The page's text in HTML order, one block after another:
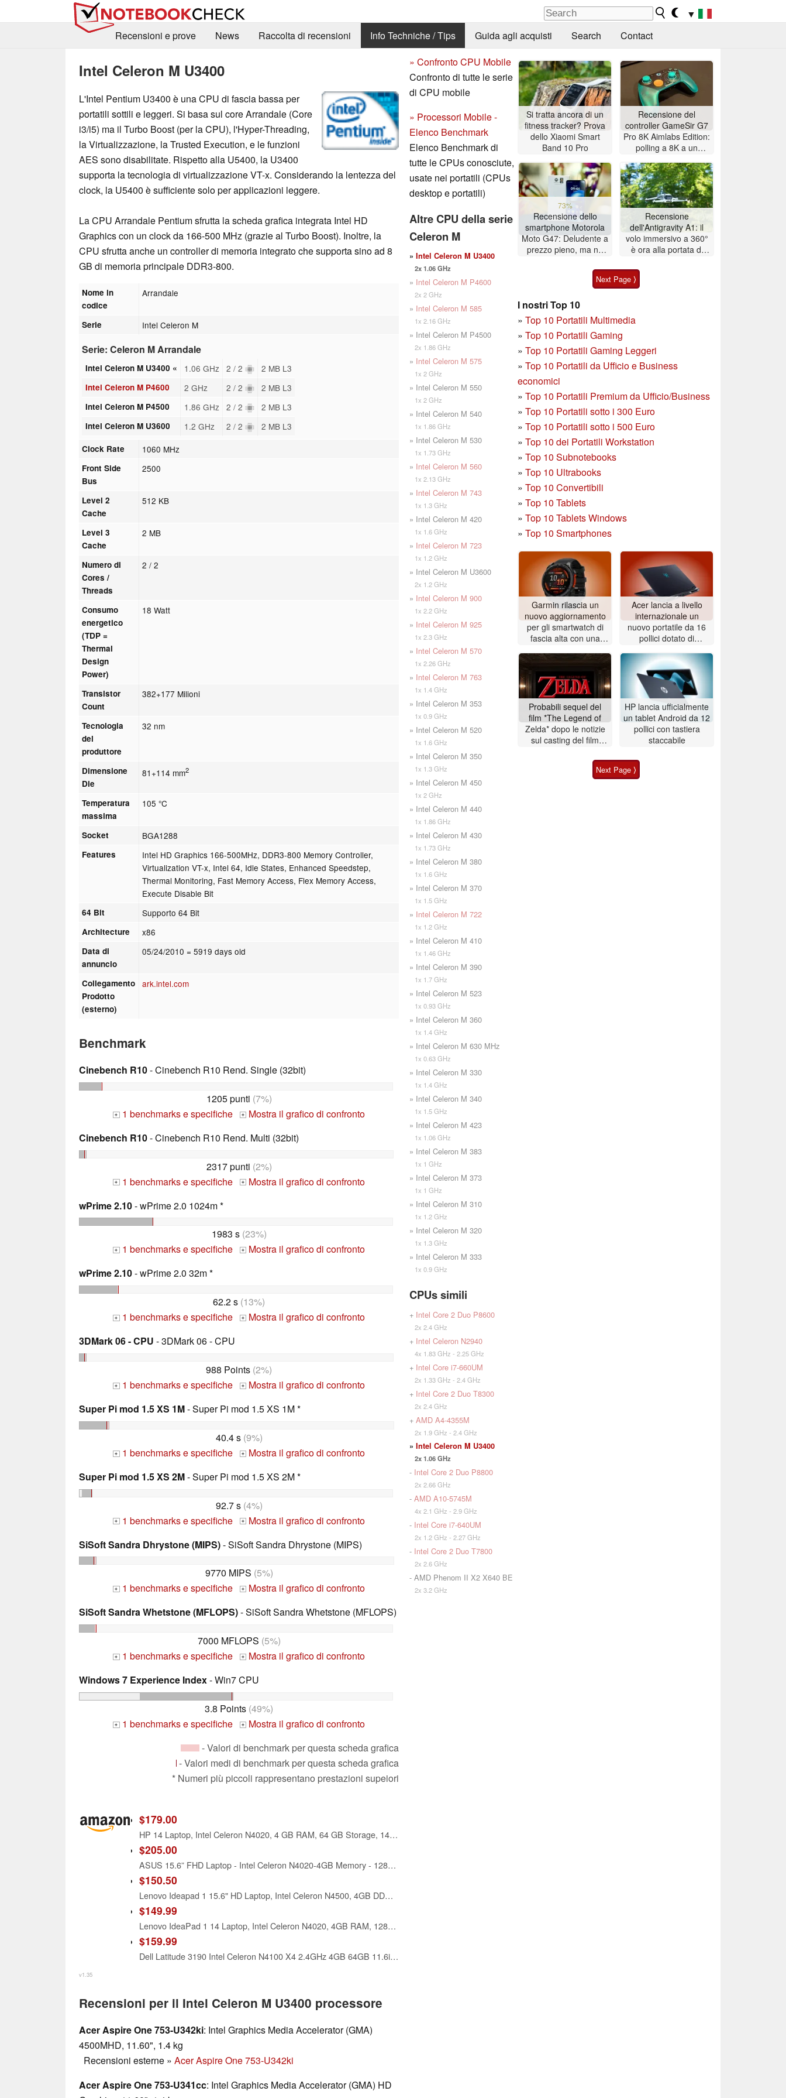
▼
Recensioni e prove
News Raccolta di recensioni Info Techniche / Tips Guida agli acquisti Search Contact
Intel Celeron M U3400
L'Intel Pentium U3400 è una CPU di fascia bassa per
portatili sottili e leggeri. Si basa sul core Arrandale (Core
i3/i5) ma il Turbo Boost (per la CPU), l'Hyper-Threading,
la Virtualizzazione, la Trusted Execution, e le funzioni
AES sono disabilitate. Rispetto alla U5400, la U3400
supporta la tecnologia di virtualizzazione VT-x. Considerando la lentezza del
clock, la U5400 è sufficiente solo per applicazioni leggere.
La CPU Arrandale Pentium sfrutta la scheda grafica integrata Intel HD
Graphics con un clock da 166-500 MHz (grazie al Turbo Boost). Inoltre, la
CPU sfrutta anche un controller di memoria integrato che supporta sino ad 8
GB di memoria principale DDR3-800.
Nome in
codice
Arrandale
Serie Intel Celeron M
Serie: Celeron M Arrandale
Intel Celeron M U3400 « 1.06 GHz 2 / 2 2 MB L3
Intel Celeron M P4600 2 GHz 2 / 2 2 MB L3
Intel Celeron M P4500 1.86 GHz 2 / 2 2 MB L3
Intel Celeron M U3600 1.2 GHz 2 / 2 2 MB L3
Clock Rate 1060 MHz
Front Side
Bus
2500
Level 2
Cache
512 KB
Level 3
Cache
2 MB
Numero di
Cores /
Threads
2 / 2
Consumo
energetico
(TDP =
Thermal
Design
Power)
18 Watt
Transistor
Count
382+177 Milioni
Tecnologia
del
produttore
32 nm
Dimensione
Die
81+114 mm2
Temperatura
massima
105 °C
Socket BGA1288
Features
Intel HD Graphics 166-500MHz, DDR3-800 Memory Controller,
Virtualization VT-x, Intel 64, Idle States, Enhanced Speedstep,
Thermal Monitoring, Fast Memory Access, Flex Memory Access,
Execute Disable Bit
64 Bit Supporto 64 Bit
Architecture x86
Data di
annuncio
05/24/2010 = 5919 days old
Collegamento
Prodotto
(esterno)
ark.intel.com
Benchmark
Cinebench R10- Cinebench R10 Rend. Single (32bit)
1205 punti (7%)
+ 1 benchmarks e specifiche +
Mostra il grafico di confronto
Cinebench R10- Cinebench R10 Rend. Multi (32bit)
2317 punti (2%)
+ 1 benchmarks e specifiche +
Mostra il grafico di confronto
wPrime 2.10- wPrime 2.0 1024m *
1983 s(23%)
+ 1 benchmarks e specifiche +
Mostra il grafico di confronto
wPrime 2.10- wPrime 2.0 32m *
62.2 s (13%)
+ 1 benchmarks e specifiche +
Mostra il grafico di confronto
3DMark 06 - CPU - 3DMark 06 - CPU
988 Points (2%)
+ 1 benchmarks e specifiche +
Mostra il grafico di confronto
Super Pi mod 1.5 XS 1M- Super Pi mod 1.5 XS 1M *
40.4 s(9%)
+ 1 benchmarks e specifiche +
Mostra il grafico di confronto
Super Pi mod 1.5 XS 2M- Super Pi mod 1.5 XS 2M *
92.7 s(4%)
+ 1 benchmarks e specifiche +
Mostra il grafico di confronto
SiSoft Sandra Dhrystone (MIPS)- SiSoft Sandra Dhrystone (MIPS)
9770 MIPS (5%)
+ 1 benchmarks e specifiche +
Mostra il grafico di confronto
SiSoft Sandra Whetstone (MFLOPS)- SiSoft Sandra Whetstone (MFLOPS)
7000 MFLOPS (5%)
+ 1 benchmarks e specifiche +
Mostra il grafico di confronto
Windows 7 Experience Index- Win7 CPU
3.8 Points (49%)
+ 1 benchmarks e specifiche +
Mostra il grafico di confronto
- Valori di benchmark per questa scheda grafica
- Valori medi di benchmark per questa scheda grafica
* Numeri più piccoli rappresentano prestazioni supeiori
$179.00
HP 14 Laptop, Intel Celeron N4020, 4 GB RAM, 64 GB Storage, 14-inch Micro-Edge HD Display, Windows 11 Home, Thin & Portable, 4K Graphics, One Year of Microsoft 365 (14-dq0010nr, Indigo Blue)
$205.00
ASUS 15.6” FHD Laptop - Intel Celeron N4020-4GB Memory - 128GB Storage - Windows 11 Home in S Mode - Star Black - L510MA-TH04
$150.50
Lenovo Ideapad 1 15.6" HD Laptop, Intel Celeron N4500, 4GB DDR4, 128GB eMMC, W11HS, One-Year Microsoft Office 365, Abyss Blue, 82LX00D3US
$149.99
Lenovo IdeaPad 1 14 Laptop, Intel Celeron N4020, 4GB RAM, 128GB Storage(64GB eMMC+64GB Micro SD), Intel UHD Graphics 600, Win 11 in S Mode, Cloud Grey
$159.99
Dell Latitude 3190 Intel Celeron N4100 X4 2.4GHz 4GB 64GB 11.6in Windows 11 Pro, Black (Renewed)
v1.35
Recensioni per il Intel Celeron M U3400 processore
Acer Aspire One 753-U342ki: Intel Graphics Media Accelerator (GMA)
4500MHD, 11.60", 1.4 kg
Recensioni esterne » Acer Aspire One 753-U342ki
Acer Aspire One 753-U341cc: Intel Graphics Media Accelerator (GMA) HD
» Confronto CPU Mobile
Confronto di tutte le serie
di CPU mobile
» Processori Mobile -
Elenco Benchmark
Elenco Benchmark di
tutte le CPUs conosciute,
usate nei portatili (CPUs
desktop e portatili)
Altre CPU della serie
Celeron M
» Intel Celeron M U3400
2x 1.06 GHz
» Intel Celeron M P4600
2x 2 GHz
» Intel Celeron M 585
1x 2.16 GHz
» Intel Celeron M P4500
2x 1.86 GHz
» Intel Celeron M 575
1x 2 GHz
» Intel Celeron M 550
1x 2 GHz
» Intel Celeron M 540
1x 1.86 GHz
» Intel Celeron M 530
1x 1.73 GHz
» Intel Celeron M 560
1x 2.13 GHz
» Intel Celeron M 743
1x 1.3 GHz
» Intel Celeron M 420
1x 1.6 GHz
» Intel Celeron M 723
1x 1.2 GHz
» Intel Celeron M U3600
2x 1.2 GHz
» Intel Celeron M 900
1x 2.2 GHz
» Intel Celeron M 925
1x 2.3 GHz
» Intel Celeron M 570
1x 2.26 GHz
» Intel Celeron M 763
1x 1.4 GHz
» Intel Celeron M 353
1x 0.9 GHz
» Intel Celeron M 520
1x 1.6 GHz
» Intel Celeron M 350
1x 1.3 GHz
» Intel Celeron M 450
1x 2 GHz
» Intel Celeron M 440
1x 1.86 GHz
» Intel Celeron M 430
1x 1.73 GHz
» Intel Celeron M 380
1x 1.6 GHz
» Intel Celeron M 370
1x 1.5 GHz
» Intel Celeron M 722
1x 1.2 GHz
» Intel Celeron M 410
1x 1.46 GHz
» Intel Celeron M 390
1x 1.7 GHz
» Intel Celeron M 523
1x 0.93 GHz
» Intel Celeron M 360
1x 1.4 GHz
» Intel Celeron M 630 MHz
1x 0.63 GHz
» Intel Celeron M 330
1x 1.4 GHz
» Intel Celeron M 340
1x 1.5 GHz
» Intel Celeron M 423
1x 1.06 GHz
» Intel Celeron M 383
1x 1 GHz
» Intel Celeron M 373
1x 1 GHz
» Intel Celeron M 310
1x 1.2 GHz
» Intel Celeron M 320
1x 1.3 GHz
» Intel Celeron M 333
1x 0.9 GHz
CPUs simili
+ Intel Core 2 Duo P8600
2x 2.4 GHz
+ Intel Celeron N2940
4x 1.83 GHz - 2.25 GHz
+ Intel Core i7-660UM
2x 1.33 GHz - 2.4 GHz
+ Intel Core 2 Duo T8300
2x 2.4 GHz
+ AMD A4-4355M
2x 1.9 GHz - 2.4 GHz
» Intel Celeron M U3400
2x 1.06 GHz
- Intel Core 2 Duo P8800
2x 2.66 GHz
- AMD A10-5745M
4x 2.1 GHz - 2.9 GHz
- Intel Core i7-640UM
2x 1.2 GHz - 2.27 GHz
- Intel Core 2 Duo T7800
2x 2.6 GHz
- AMD Phenom II X2 X640 BE
2x 3.2 GHz
Si tratta ancora di un
fitness tracker? Prova
dello Xiaomi Smart
Band 10 Pro
Recensione del
controller GameSir G7
Pro 8K Aimlabs Edition:
polling a 8K a un
73%
Recensione dello
smartphone Motorola
Moto G47: Deludente a
prezzo pieno, ma ne
acquistato in offerta
Recensione
dell'Antigravity A1: il
volo immersivo a 360°
è ora alla portata di
Next Page ⟩
I nostri Top 10
» Top 10 Portatili Multimedia
» Top 10 Portatili Gaming
» Top 10 Portatili Gaming Leggeri
» Top 10 Portatili da Ufficio e Business
economici
» Top 10 Portatili Premium da Ufficio/Business
» Top 10 Portatili sotto i 300 Euro
» Top 10 Portatili sotto i 500 Euro
» Top 10 dei Portatili Workstation
» Top 10 Subnotebooks
» Top 10 Ultrabooks
» Top 10 Convertibili
» Top 10 Tablets
» Top 10 Tablets Windows
» Top 10 Smartphones
Garmin rilascia un
nuovo aggiornamento
per gli smartwatch di
fascia alta con una
miglioramenti
Acer lancia a livello
internazionale un
nuovo portatile da 16
pollici dotato di
Ultra 9 290HX Plus e
scheda grafica Nvidia
GeForce RTX 5080
Probabili sequel del
film *The Legend of
Zelda* dopo le notizie
sul casting del film
HP lancia ufficialmente
un tablet Android da 12
pollici con tastiera
staccabile
Next Page ⟩